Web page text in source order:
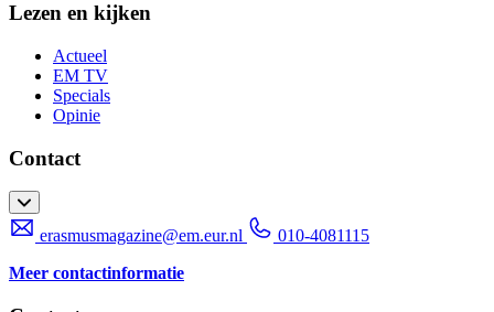
Lezen en kijken
Actueel
EM TV
Specials
Opinie
Contact
erasmusmagazine@em.eur.nl
010-4081115
Meer contactinformatie